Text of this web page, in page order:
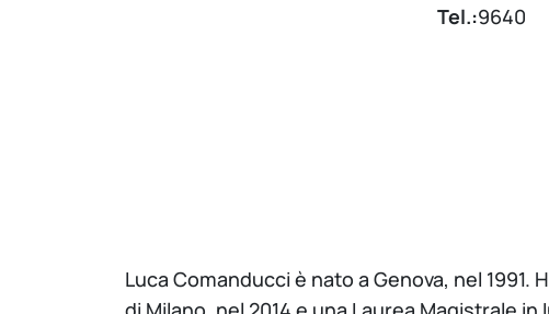
Tel.:9640
Luca Comanducci è nato a Genova, nel